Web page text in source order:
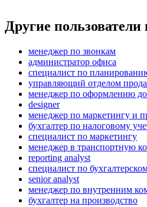
Другие
менеджер по звонкам
администратор офиса
специалист по
управляющий отделом
менеджер по оформлению
designer
менеджер по маркетингу и
бухгалтер по налоговому
специалист по маркетингу
менеджер в транспортную
reporting analyst
специалист по
senior analyst
менеджер по внутренним
бухгалтер на производство